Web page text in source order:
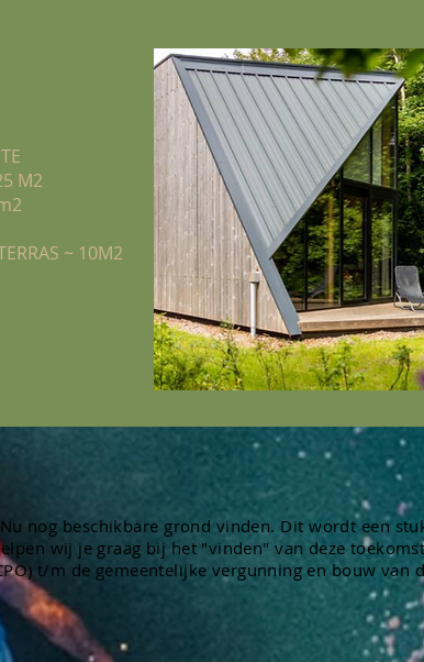
M2
~ 10M2
nog beschikbare grond vinden. Dit wordt een
wij je graag bij het "vinden" van deze
t/m de gemeentelijke vergunning en bouw van